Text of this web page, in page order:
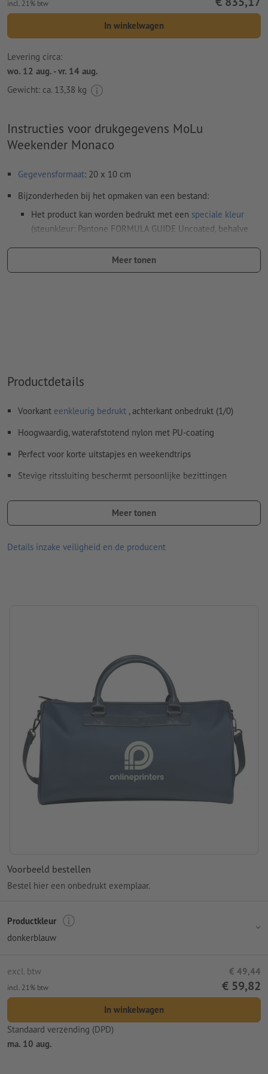
incl. 21% btw
In winkelwagen
Levering circa:
wo. 12 aug. - vr. 14 aug.
Gewicht: ca. 13,38 kg
Instructies voor drukgegevens MoLu
Weekender Monaco
Gegevensformaat: 20 x 10 cm
Bijzonderheden bij het opmaken van een bestand:
Het product kan worden bedrukt met een speciale kleur
(steunkleur: Pantone FORMULA GUIDE Uncoated, behalve
De drager kan bij hetdrukken met witte inkt
Meer tonen
Productdetails
Voorkant eenkleurig bedrukt , achterkant onbedrukt (1/0)
Hoogwaardig, waterafstotend nylon met PU-coating
Perfect voor korte uitstapjes en weekendtrips
Stevige ritssluiting beschermt persoonlijke bezittingen
Let erop dat de afgebeelde kleuren op het beeldscherm
kunnen afwijken van de daadwerkelijke productkleuren.
Meer tonen
Details inzake veiligheid en de producent
Voorbeeld bestellen
Bestel hier een onbedrukt exemplaar.
Productkleur
donkerblauw
excl. btw € 49,44
incl. 21% btw € 59,82
In winkelwagen
Standaard verzending (DPD)
ma. 10 aug.